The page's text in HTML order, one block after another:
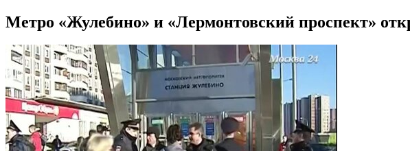
Метро «Жулебино» и «Лермонтовский проспект»